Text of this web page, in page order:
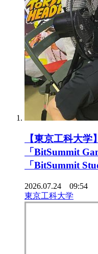
【東京工科大
「BitSummit
「BitSummit
2026.07.24 09:54
東京工科大学